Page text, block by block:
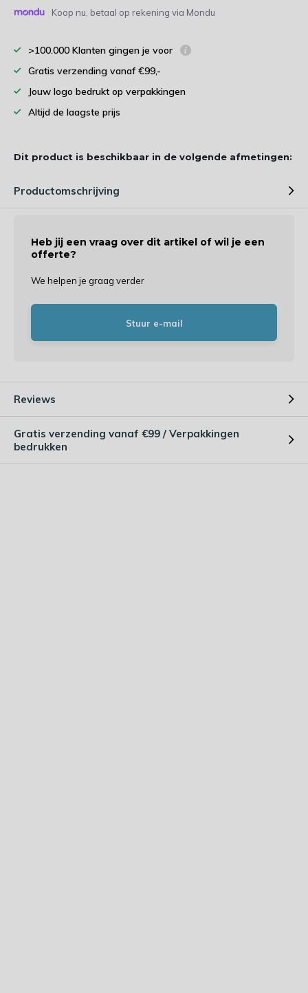
Koop nu, betaal op rekening via Mondu
>100.000 Klanten gingen je voor
Gratis verzending vanaf €99,-
Jouw logo bedrukt op verpakkingen
Altijd de laagste prijs
Dit product is beschikbaar in de volgende afmetingen:
Productomschrijving
Heb jij een vraag over dit artikel of wil je een
offerte?
We helpen je graag verder
Stuur e-mail
Reviews
Gratis verzending vanaf €99 / Verpakkingen
bedrukken